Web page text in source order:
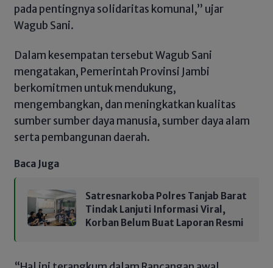
pada pentingnya solidaritas komunal,” ujar
Wagub Sani.
Dalam kesempatan tersebut Wagub Sani
mengatakan, Pemerintah Provinsi Jambi
berkomitmen untuk mendukung,
mengembangkan, dan meningkatkan kualitas
sumber sumber daya manusia, sumber daya alam
serta pembangunan daerah.
Baca Juga
Satresnarkoba Polres Tanjab Barat
Tindak Lanjuti Informasi Viral,
Korban Belum Buat Laporan Resmi